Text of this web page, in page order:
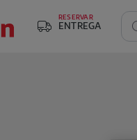
RESERVAR
ENTREGA